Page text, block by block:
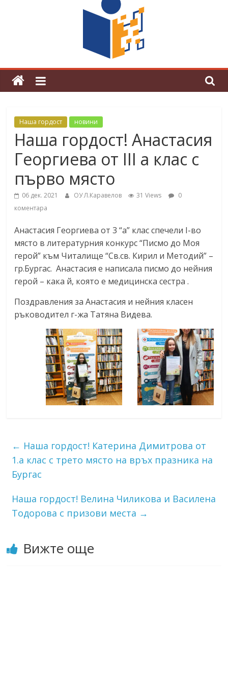
Магията на Андерсен оживя в ОУ
„Любен Каравелов“
Наша гордост новини
Наша гордост! Анастасия
Георгиева от III а клас с
първо място
06 дек. 2021 ОУ Л.Каравелов 31 Views
0
коментара
Анастасия Георгиева от 3 “а” клас спечели I-во
място в литературния конкурс “Писмо до Моя
герой” към Читалище “Св.св. Кирил и Методий” –
гр.Бургас. Анастасия е написала писмо до нейния
герой – кака й, която е медицинска сестра .
Поздравления за Анастасия и нейния класен
ръководител г-жа Татяна Видева.
← Наша гордост! Катерина Димитрова от
1.а клас с трето място на връх празника на
Бургас
Наша гордост! Велина Чиликова и Василена
Тодорова с призови места →
Вижте още